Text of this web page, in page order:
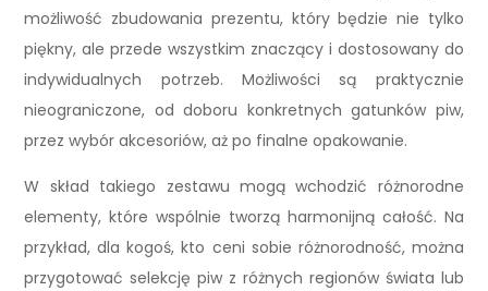
możliwość zbudowania prezentu, który będzie nie tylko
piękny, ale przede wszystkim znaczący i dostosowany do
indywidualnych potrzeb. Możliwości są praktycznie
nieograniczone, od doboru konkretnych gatunków piw,
przez wybór akcesoriów, aż po finalne opakowanie.
W skład takiego zestawu mogą wchodzić różnorodne
elementy, które wspólnie tworzą harmonijną całość. Na
przykład, dla kogoś, kto ceni sobie różnorodność, można
przygotować selekcję piw z różnych regionów świata lub